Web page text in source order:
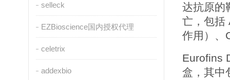
selleck
EZBioscience国内授权代理
celetrix
addexbio
达抗原的
亡，包括
作用）、
Eurofins
盒，其中